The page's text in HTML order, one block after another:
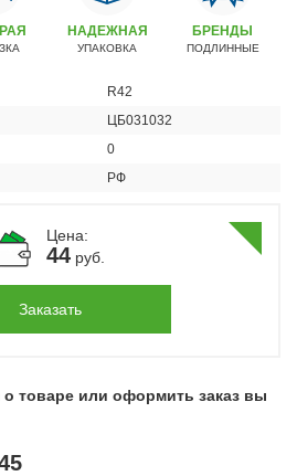
до 18.00 (+6 по МСК)
НАДЕЖНАЯ
УПАКОВКА
БРЕНДЫ
ПОДЛИННЫЕ
R42
ЦБ031032
0
РФ
Цена:
44 руб.
Заказать
товаре или оформить заказ вы